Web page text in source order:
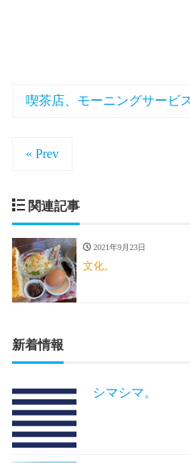
喫茶店、モーニングサービ
« Prev
関連記事
2021年9月23日
文化。
新着情報
シマシマ。